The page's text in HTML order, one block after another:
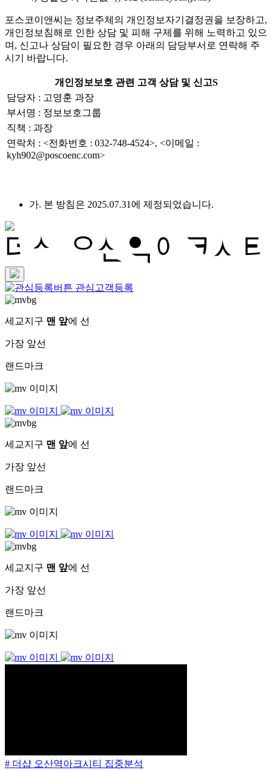
포스코이앤씨는 정보주체의 개인정보자기결정권을 보장하고,
개인정보침해로 인한 상담 및 피해 구제를 위해 노력하고 있으
며, 신고나 상담이 필요한 경우 아래의 담당부서로 연락해 주
시기 바랍니다.
개인정보보호 관련 고객 상담 및 신고S
담당자 : 고영훈 과장
부서명 : 정보보호그룹
직책 : 과장
연락처 : <전화번호 : 032-748-4524>, <이메일 :
kyh902@poscoenc.com>
가. 본 방침은 2025.07.31에 제정되었습니다.
관심고객등록
세교지구 맨 앞에 선
가장 앞선
랜드마크
세교지구 맨 앞에 선
가장 앞선
랜드마크
세교지구 맨 앞에 선
가장 앞선
랜드마크
# 더샵 오산역아크시티 집중분석